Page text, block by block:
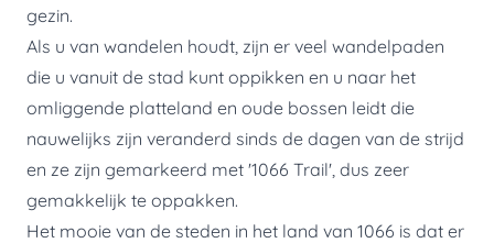
gezin.
Als u van wandelen houdt, zijn er veel wandelpaden
die u vanuit de stad kunt oppikken en u naar het
omliggende platteland en oude bossen leidt die
nauwelijks zijn veranderd sinds de dagen van de strijd
en ze zijn gemarkeerd met '1066 Trail', dus zeer
gemakkelijk te oppakken.
Het mooie van de steden in het land van 1066 is dat er